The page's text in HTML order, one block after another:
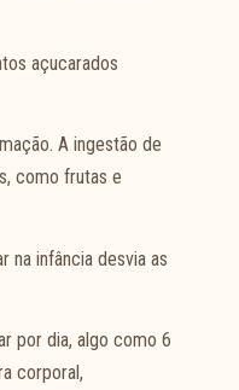
açucarados
A ingestão de
como frutas e
na infância desvia as
por dia, algo como 6
corporal,